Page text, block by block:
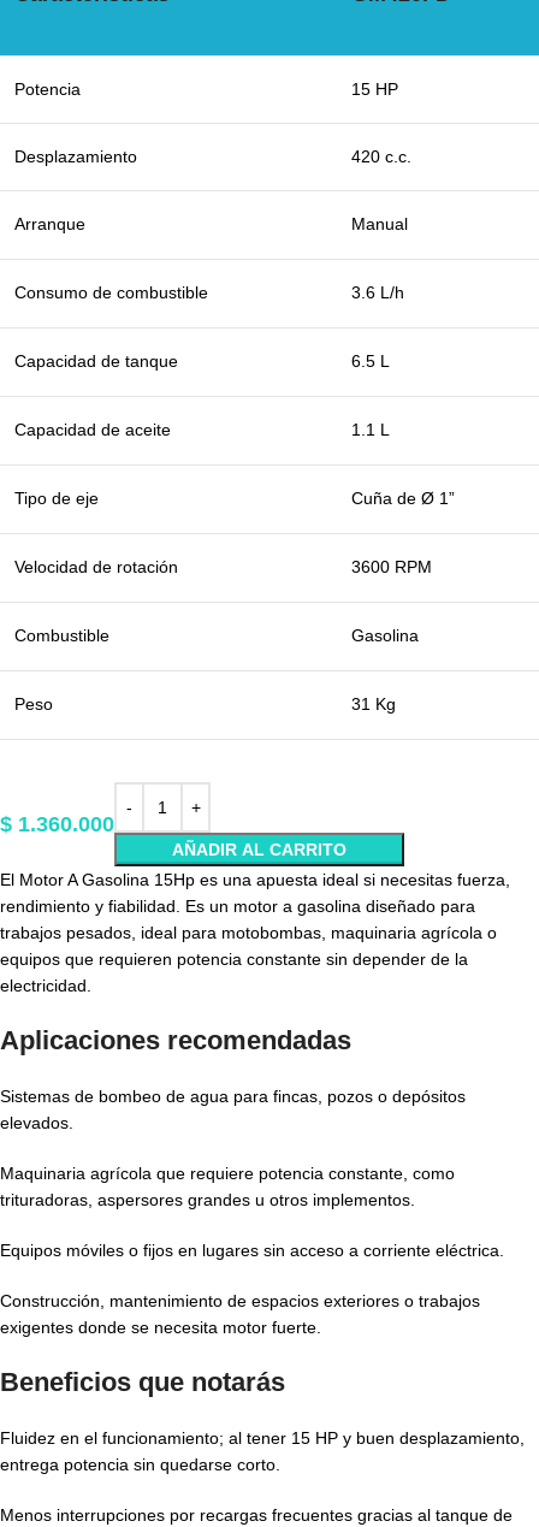
Potencia 15 HP
Desplazamiento 420 c.c.
Arranque Manual
Consumo de combustible 3.6 L/h
Capacidad de tanque 6.5 L
Capacidad de aceite 1.1 L
Tipo de eje Cuña de Ø 1”
Velocidad de rotación 3600 RPM
Combustible Gasolina
Peso 31 Kg
$ 1.360.000
AÑADIR AL CARRITO
El Motor A Gasolina 15Hp es una apuesta ideal si necesitas fuerza,
rendimiento y fiabilidad. Es un motor a gasolina diseñado para
trabajos pesados, ideal para motobombas, maquinaria agrícola o
equipos que requieren potencia constante sin depender de la
electricidad.
Aplicaciones recomendadas
Sistemas de bombeo de agua para fincas, pozos o depósitos
elevados.
Maquinaria agrícola que requiere potencia constante, como
trituradoras, aspersores grandes u otros implementos.
Equipos móviles o fijos en lugares sin acceso a corriente eléctrica.
Construcción, mantenimiento de espacios exteriores o trabajos
exigentes donde se necesita motor fuerte.
Beneficios que notarás
Fluidez en el funcionamiento; al tener 15 HP y buen desplazamiento,
entrega potencia sin quedarse corto.
Menos interrupciones por recargas frecuentes gracias al tanque de